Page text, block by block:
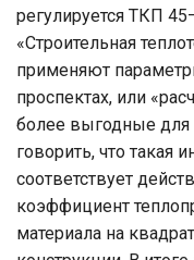
регулируется ТКП
«Строительная
применяют
проспектах, или
более выгодные для
говорить, что такая
соответствует
коэффициент
материала на